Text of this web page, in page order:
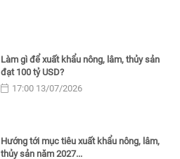
Làm gì để xuất khẩu nông, lâm, thủy sản
đạt 100 tỷ USD?
17:00 13/07/2026
Hướng tới mục tiêu xuất khẩu nông, lâm,
thủy sản năm 2027...